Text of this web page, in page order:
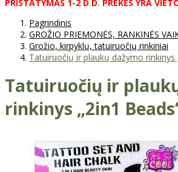
PRISTATYMAS 1-2 D. D. PREKĖS YRA
Pagrindinis
GROŽIO PRIEMONĖS, RANKINĖS
Grožio, kirpyklų, tatuiruočių rinkiniai
Tatuiruočių ir plaukų dažymo rinkinys
Tatuiruočių ir
rinkinys „2in1